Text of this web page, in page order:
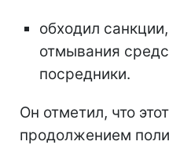
обходил
отмывания
посредники.
Он отметил, что
продолжением